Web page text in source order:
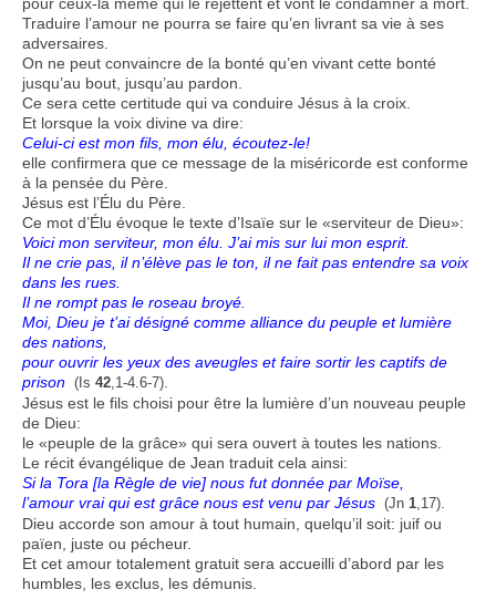
Traduire l’amour ne pourra se faire qu’en livrant sa vie à ses
adversaires.
On ne peut convaincre de la bonté qu’en vivant cette bonté
jusqu’au bout, jusqu’au pardon.
Ce sera cette certitude qui va conduire Jésus à la croix.
Et lorsque la voix divine va dire:
Celui-ci est mon fils, mon élu, écoutez-le!
elle confirmera que ce message de la miséricorde est conforme
à la pensée du Père.
Jésus est l’Élu du Père.
Ce mot d’Élu évoque le texte d’Isaïe sur le «serviteur de Dieu»:
Voici mon serviteur, mon élu. J’ai mis sur lui mon esprit.
Il ne crie pas, il n’élève pas le ton, il ne fait pas entendre sa voix
dans les rues.
Il ne rompt pas le roseau broyé.
Moi, Dieu je t’ai désigné comme alliance du peuple et lumière
des nations,
pour ouvrir les yeux des aveugles et faire sortir les captifs de
prison (Is 42 ,1-4.6-7)
Jésus est le fils choisi pour être la lumière d’un nouveau peuple
de Dieu:
le «peuple de la grâce» qui sera ouvert à toutes les nations.
Le récit évangélique de Jean traduit cela ainsi:
Si la Tora [la Règle de vie] nous fut donnée par Moïse,
l’amour vrai qui est grâce nous est venu par Jésus (Jn 1 ,17)
Dieu accorde son amour à tout humain, quelqu’il soit: juif ou
païen, juste ou pécheur.
Et cet amour totalement gratuit sera accueilli d’abord par les
humbles, les exclus, les démunis.